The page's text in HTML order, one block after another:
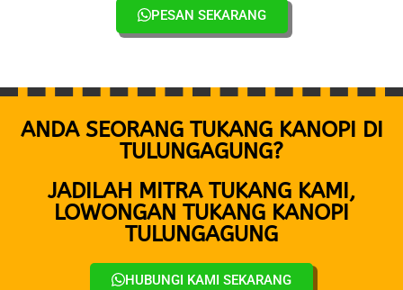
PESAN SEKARANG
ANDA SEORANG TUKANG KANOPI DI
TULUNGAGUNG?
JADILAH MITRA TUKANG KAMI,
LOWONGAN TUKANG KANOPI
TULUNGAGUNG
HUBUNGI KAMI SEKARANG